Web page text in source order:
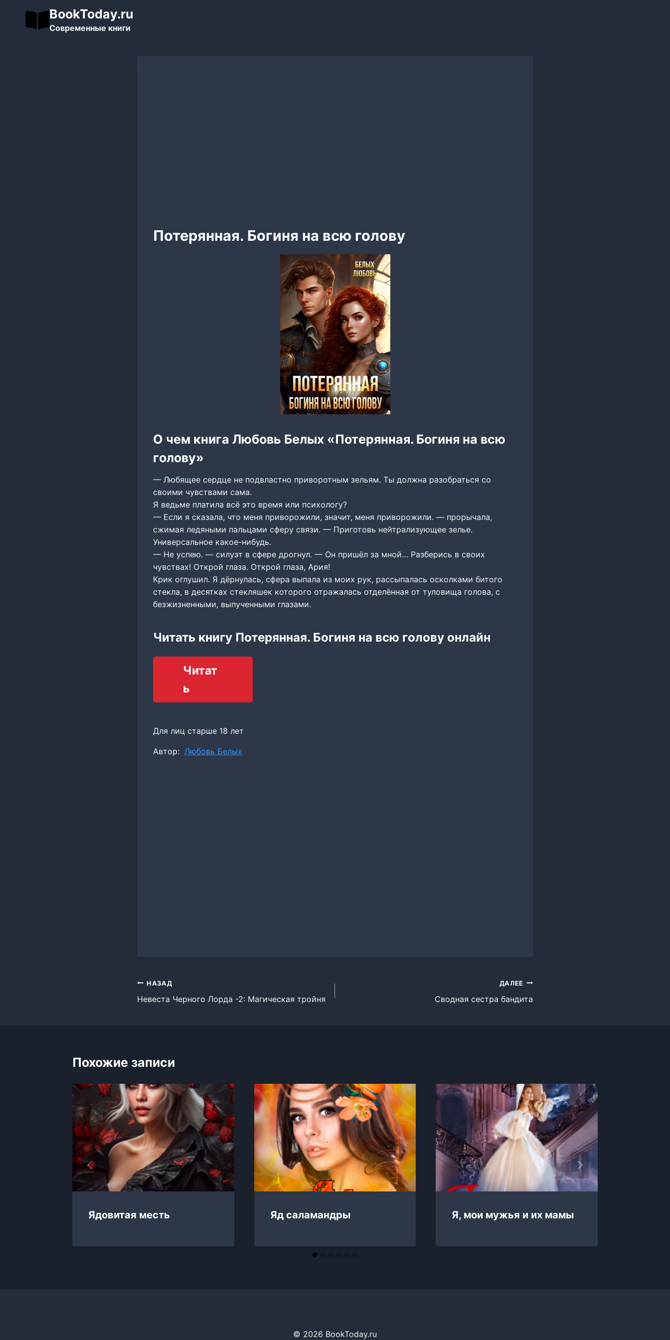
содержимому
BookToday.ru
Современные книги
Потерянная. Богиня на всю голову
О чем книга Любовь Белых «Потерянная. Богиня на всю
голову»
— Любящее сердце не подвластно приворотным зельям. Ты должна разобраться со
своими чувствами сама.
Я ведьме платила всё это время или психологу?
— Если я сказала, что меня приворожили, значит, меня приворожили. — прорычала,
сжимая ледяными пальцами сферу связи. — Приготовь нейтрализующее зелье.
Универсальное какое-нибудь.
— Не успею. — силуэт в сфере дрогнул. — Он пришёл за мной… Разберись в своих
чувствах! Открой глаза. Открой глаза, Ария!
Крик оглушил. Я дёрнулась, сфера выпала из моих рук, рассыпалась осколками битого
стекла, в десятках стекляшек которого отражалась отделённая от туловища голова, с
безжизненными, выпученными глазами.
Читать книгу Потерянная. Богиня на всю голову онлайн
Читат
ь
Для лиц старше 18 лет
Метки
Автор: Любовь Белых
Навигация
по
НАЗАД
Невеста Черного Лорда -2: Магическая тройня
ДАЛЕЕ
Сводная сестра бандита
Похожие записи
Ядовитая месть Яд саламандры Я, мои мужья и их мамы
© 2026 BookToday.ru